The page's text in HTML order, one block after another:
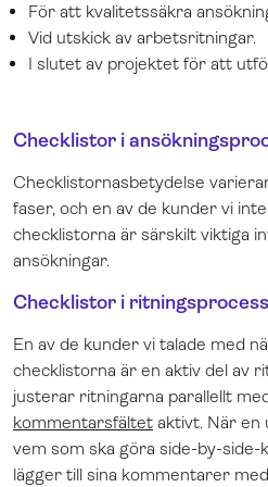
För att kvalitetssäkra
Vid utskick av arbetsritningar.
I slutet av projektet för att
Checklistor i
Checklistornasbetydelse
faser, och en av de kunder vi
checklistorna är särskilt viktiga
ansökningar.
Checklistor i
En av de kunder vi talade med
checklistorna är en aktiv del av
justerar ritningarna parallellt
kommentarsfältet aktivt. När en
vem som ska göra side-by-side-
lägger till sina kommentarer